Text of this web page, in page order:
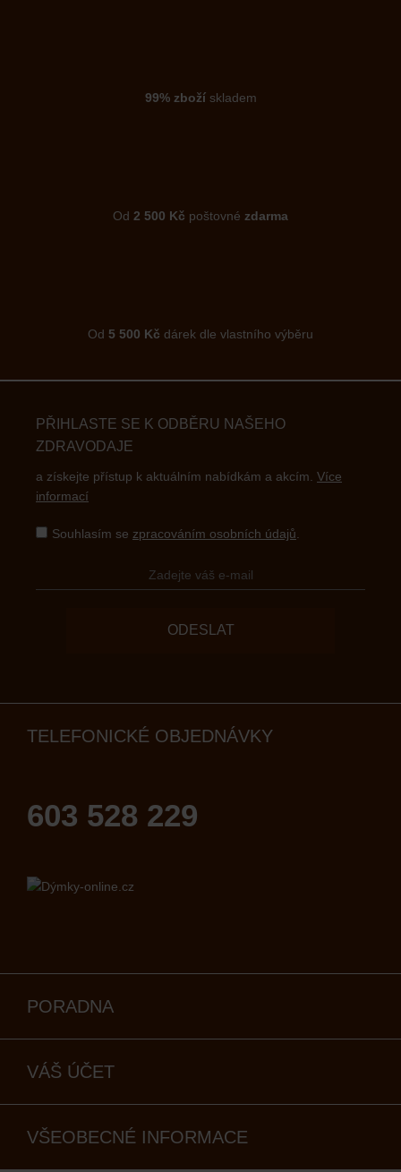
99% zbožískladem
Od 2 500 Kč poštovné zdarma
Od 5 500 Kč dárek dle vlastního výběru
PŘIHLASTE SE K ODBĚRU NAŠEHO
ZDRAVODAJE
a získejte přístup k aktuálním nabídkám a akcím. Více
informací
Souhlasím se zpracováním osobních údajů
ODESLAT
TELEFONICKÉ OBJEDNÁVKY
603 528 229
PORADNA
VÁŠ ÚČET
VŠEOBECNÉ INFORMACE